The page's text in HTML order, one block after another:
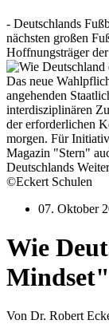
- Deutschlands
nächsten großen
Hoffnungsträger
Das neue
angehenden
interdisziplinären
der erforderlichen
morgen. Für
Magazin "Stern"
Deutschlands
©Eckert Schulen
07. Oktober
Wie
Von Dr. Robert